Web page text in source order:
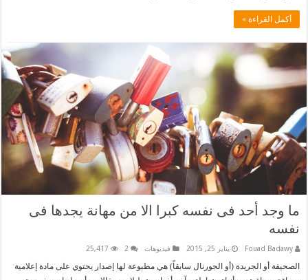
أكمل القراءة »
ما وجد أحد فى نفسه كبرا الا من مهانة يجدها فى
نفسه
Fouad Badawy يناير 25, 2015 فيديوهات 2
25,417
الصحيفة أو الجريدة (أو الجورنال سابقاً) هي مطبوعة لها إصدار يحتوي على مادة إعلامية